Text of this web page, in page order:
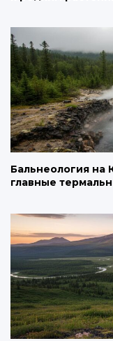
Бальнеология на
главные